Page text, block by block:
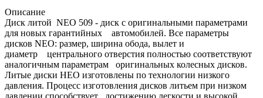
Описание
Диск литой NEO 509 - диск с оригинальными параметрами
для новых гарантийных автомобилей. Все параметры
дисков NEO: размер, ширина обода, вылет и
диаметр центрального отверстия полностью соответствуют
аналогичным параметрам оригинальных колесных дисков.
Литые диски НЕО изготовлены по технологии низкого
давления. Процесс изготовления дисков литьем при низком
давлении способствует достижению легкости и высокой